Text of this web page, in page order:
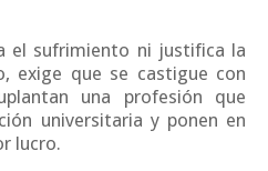
el sufrimiento ni justifica la
exige que se castigue con
una profesión que
universitaria y ponen en
lucro.